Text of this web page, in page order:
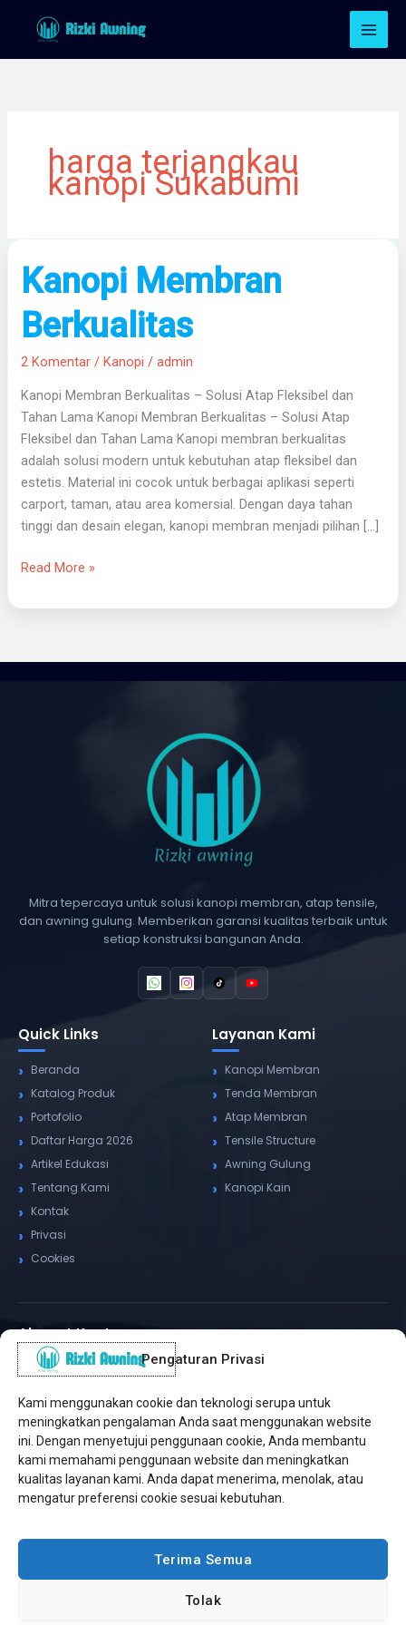
Pengaturan Privasi
Kami menggunakan cookie dan teknologi serupa untuk
meningkatkan pengalaman Anda saat menggunakan website
ini. Dengan menyetujui penggunaan cookie, Anda membantu
kami memahami penggunaan website dan meningkatkan
kualitas layanan kami. Anda dapat menerima, menolak, atau
mengatur preferensi cookie sesuai kebutuhan.
Terima Semua
Tolak
harga terjangkau
kanopi Sukabumi
Kanopi Membran
Berkualitas
2 Komentar /Kanopi /admin
Kanopi Membran Berkualitas – Solusi Atap Fleksibel dan
Tahan Lama Kanopi Membran Berkualitas – Solusi Atap
Fleksibel dan Tahan Lama Kanopi membran berkualitas
adalah solusi modern untuk kebutuhan atap fleksibel dan
estetis. Material ini cocok untuk berbagai aplikasi seperti
carport, taman, atau area komersial. Dengan daya tahan
tinggi dan desain elegan, kanopi membran menjadi pilihan […]
Kanopi
Membran
Berkualitas
Read More »
Mitra tepercaya untuk solusi kanopi membran, atap tensile,
dan awning gulung. Memberikan garansi kualitas terbaik untuk
setiap konstruksi bangunan Anda.
Quick Links
Beranda
Katalog Produk
Portofolio
Daftar Harga 2026
Artikel Edukasi
Tentang Kami
Kontak
Privasi
Cookies
Layanan Kami
Kanopi Membran
Tenda Membran
Atap Membran
Tensile Structure
Awning Gulung
Kanopi Kain
Alamat Kantor
✆ WhatsApp / Telepon
Pusat Sukabumi
Sukamanis, Kadudampit, Sukabumi
Cabang Jakarta
Kembangan, Jakarta Barat
Sektor A3, Tangerang Selatan